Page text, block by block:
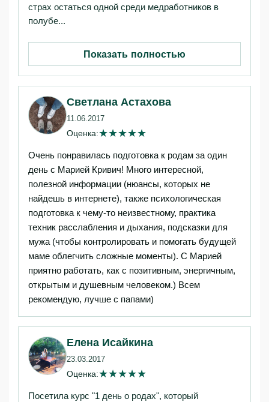
страх остаться одной среди медработников в
полубе...
Показать полностью
Светлана Астахова
11.06.2017
Оценка:★★★★★
Очень понравилась подготовка к родам за один
день с Марией Кривич! Много интересной,
полезной информации (нюансы, которых не
найдешь в интернете), также психологическая
подготовка к чему-то неизвестному, практика
техник расслабления и дыхания, подсказки для
мужа (чтобы контролировать и помогать будущей
маме облегчить сложные моменты). С Марией
приятно работать, как с позитивным, энергичным,
открытым и душевным человеком.) Всем
рекомендую, лучше с папами)
Елена Исайкина
23.03.2017
Оценка:★★★★★
Посетила курс "1 день о родах", который